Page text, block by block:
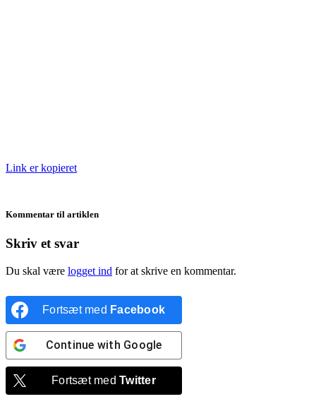
Link er kopieret
Kommentar til artiklen
Skriv et svar
Du skal være logget ind for at skrive en kommentar.
Fortsæt med Facebook
Continue with Google
Fortsæt medTwitter